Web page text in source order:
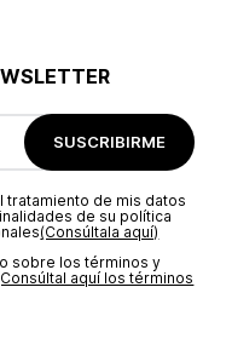
clic de lograrlo!
SUSCRIBIRME
tratamiento de mis datos
de su política
(Consúltala aquí)
sobre los términos y
aquí los términos